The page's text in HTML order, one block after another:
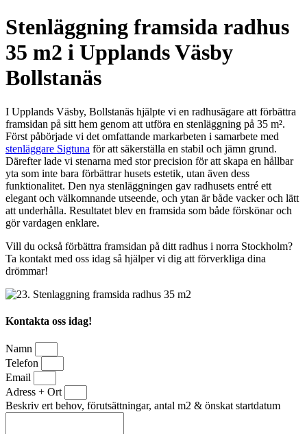
Stenläggning framsida radhus
35 m2 i Upplands Väsby
Bollstanäs
I Upplands Väsby, Bollstanäs hjälpte vi en radhusägare att förbättra
framsidan på sitt hem genom att utföra en stenläggning på 35 m².
Först påbörjade vi det omfattande markarbeten i samarbete med
stenläggare Sigtuna för att säkerställa en stabil och jämn grund.
Därefter lade vi stenarna med stor precision för att skapa en hållbar
yta som inte bara förbättrar husets estetik, utan även dess
funktionalitet. Den nya stenläggningen gav radhusets entré ett
elegant och välkomnande utseende, och ytan är både vacker och lätt
att underhålla. Resultatet blev en framsida som både förskönar och
gör vardagen enklare.
Vill du också förbättra framsidan på ditt radhus i norra Stockholm?
Ta kontakt med oss idag så hjälper vi dig att förverkliga dina
drömmar!
Kontakta oss idag!
Namn
Telefon
Email
Adress + Ort
Beskriv ert behov, förutsättningar, antal m2 & önskat startdatum